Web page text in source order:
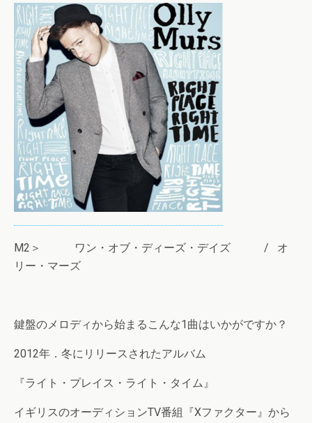
M2＞ ワン・オブ・ディーズ・デイズ / オ
リー・マーズ
鍵盤のメロディから始まるこんな1曲はいかがですか？
2012年．冬にリリースされたアルバム
『ライト・プレイス・ライト・タイム』
イギリスのオーディションTV番組『Xファクター』から